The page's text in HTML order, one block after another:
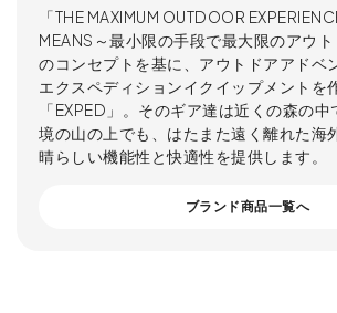
「THE MAXIMUM OUTDOOR
MEANS～最小限の手段で最大限のアウト
のコンセプトを基に、アウトドアアドベ
エクスペディションイクイップメントを
「EXPED」。そのギア達は近くの森の
境の山の上でも、はたまた遠く離れた海
晴らしい機能性と快適性を提供します。
ブランド商品一覧へ